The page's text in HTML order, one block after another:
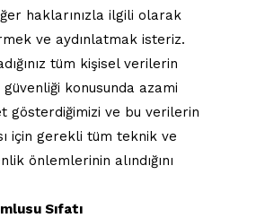
haklarınızla ilgili olarak
ve aydınlatmak isteriz.
tüm kişisel verilerin
konusunda azami
gösterdiğimizi ve bu verilerin
için gerekli tüm teknik ve
önlemlerinin alındığını
Sıfatı